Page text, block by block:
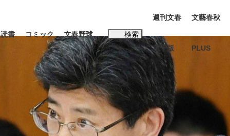
インタビュー 読書
読書 コミック 文春野球 検索
#松田聖子
週刊文春
電子版
文藝春秋
PLUS